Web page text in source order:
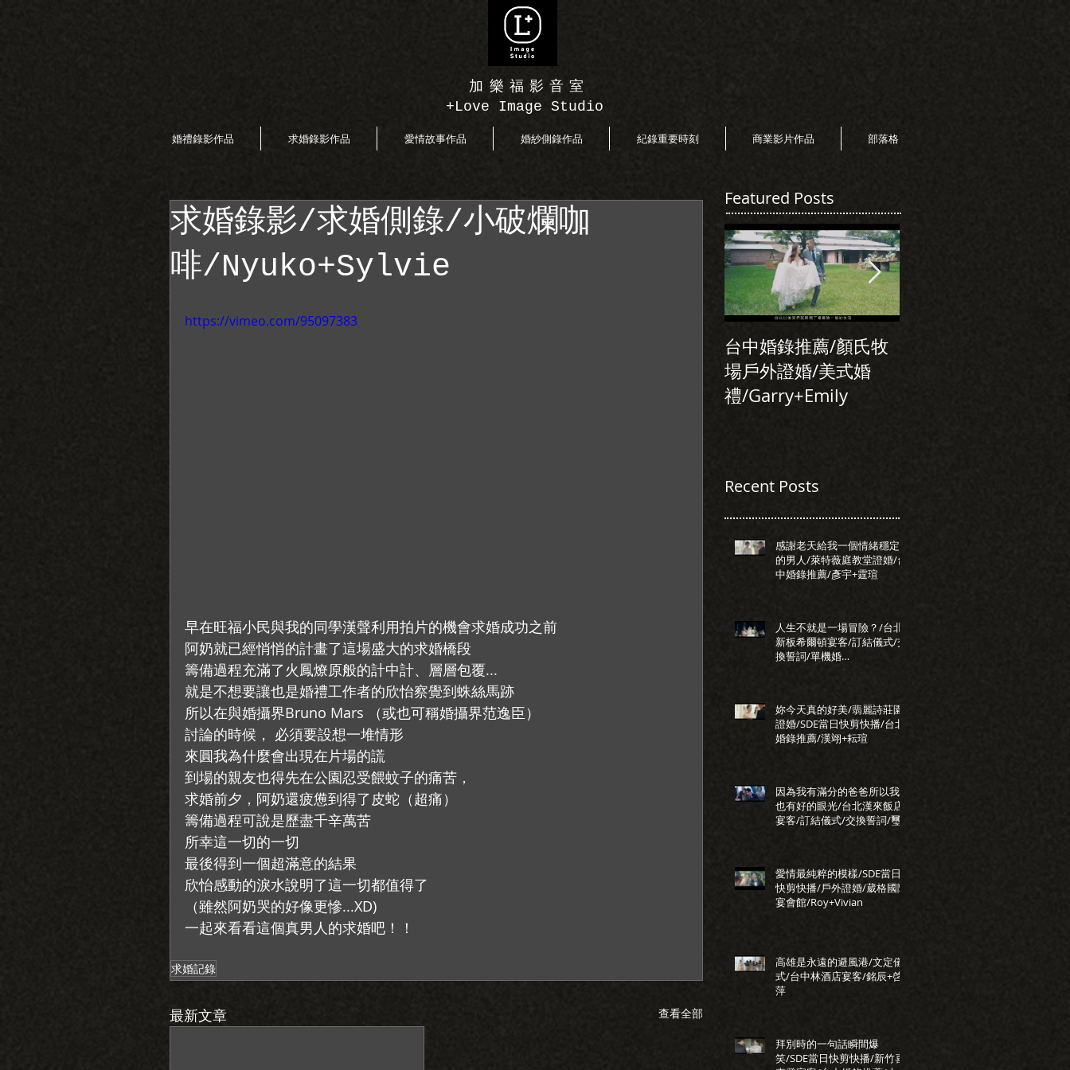
加樂福影音室
+Love Image Studio
婚禮錄影作品 求婚錄影作品 愛情故事作品 婚紗側錄作品 紀錄重要時刻 商業影片作品 部落格
求婚錄影/求婚側錄/小破爛咖
啡/Nyuko+Sylvie
https://vimeo.com/95097383
早在旺福小民與我的同學漢聲利用拍片的機會求婚成功之前
阿奶就已經悄悄的計畫了這場盛大的求婚橋段
籌備過程充滿了火鳳燎原般的計中計、層層包覆...
就是不想要讓也是婚禮工作者的欣怡察覺到蛛絲馬跡
所以在與婚攝界Bruno Mars （或也可稱婚攝界范逸臣）
討論的時候， 必須要設想一堆情形
來圓我為什麼會出現在片場的謊
到場的親友也得先在公園忍受餵蚊子的痛苦，
求婚前夕，阿奶還疲憊到得了皮蛇（超痛）
籌備過程可說是歷盡千辛萬苦
所幸這一切的一切
最後得到一個超滿意的結果
欣怡感動的淚水說明了這一切都值得了
（雖然阿奶哭的好像更慘...XD)
一起來看看這個真男人的求婚吧！！
求婚記錄
最新文章 查看全部
Featured Posts
台中婚錄推薦/顏氏牧
場戶外證婚/美式婚
禮/Garry+Emily
Recent Posts
感謝老天給我一個情緒穩定
的男人/萊特薇庭教堂證婚/台
中婚錄推薦/彥宇+霆瑄
人生不就是一場冒險？/台北
新板希爾頓宴客/訂結儀式/交
換誓詞/單機婚
妳今天真的好美/翡麗詩莊園
證婚/SDE當日快剪快播/台北
婚錄推薦/漢翊+耘瑄
因為我有滿分的爸爸所以我
也有好的眼光/台北漢來飯店
宴客/訂結儀式/交換誓詞/璽
愛情最純粹的模樣/SDE當日
快剪快播/戶外證婚/葳格國際
宴會館/Roy+Vivian
高雄是永遠的避風港/文定儀
式/台中林酒店宴客/銘辰+啓
萍
拜別時的一句話瞬間爆
笑/SDE當日快剪快播/新竹喜